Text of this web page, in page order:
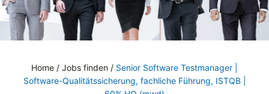
Home / Jobs finden / Senior Software Testmanager |
Software-Qualitätssicherung, fachliche Führung, ISTQB |